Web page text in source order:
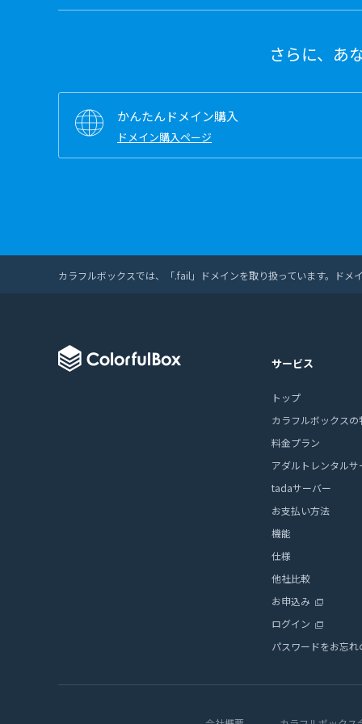
さらに、あ
かんたんドメイン購入
ドメイン購入ページ
カラフルボックスでは、「.fail」ドメインを取り扱っています。ドメ
サービス
トップ
カラフルボックスの
料金プラン
アダルトレンタルサ
tadaサーバー
お支払い方法
機能
仕様
他社比較
お申込み
ログイン
パスワードをお忘れ